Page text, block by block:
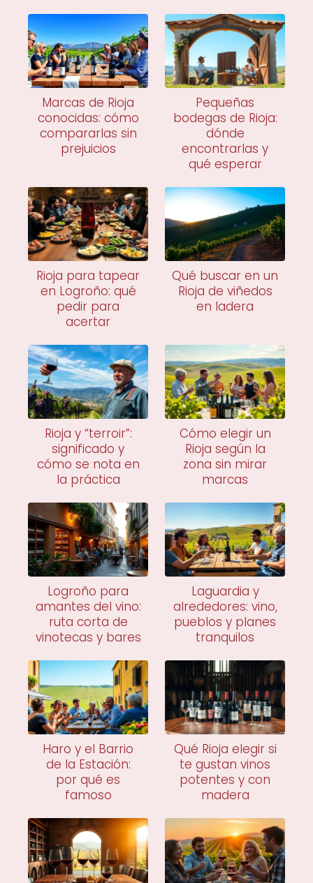
Marcas de Rioja
conocidas: cómo
compararlas sin
prejuicios
Pequeñas
bodegas de Rioja:
dónde
encontrarlas y
qué esperar
Rioja para tapear
en Logroño: qué
pedir para
acertar
Qué buscar en un
Rioja de viñedos
en ladera
Rioja y “terroir”:
significado y
cómo se nota en
la práctica
Cómo elegir un
Rioja según la
zona sin mirar
marcas
Logroño para
amantes del vino:
ruta corta de
vinotecas y bares
Laguardia y
alrededores: vino,
pueblos y planes
tranquilos
Haro y el Barrio
de la Estación:
por qué es
famoso
Qué Rioja elegir si
te gustan vinos
potentes y con
madera